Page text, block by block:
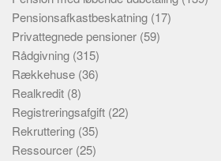
Pensionsafkastbeskatning (17)
Privattegnede pensioner (59)
Rådgivning (315)
Rækkehuse (36)
Realkredit (8)
Registreringsafgift (22)
Rekruttering (35)
Ressourcer (25)